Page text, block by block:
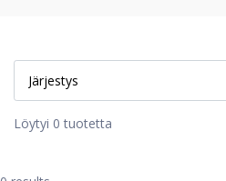
Löytyi 0 tuotetta